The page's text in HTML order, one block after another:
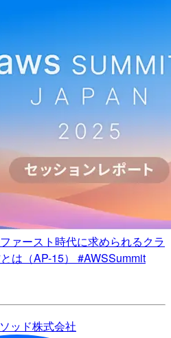
ァースト時代に求められるクラ
は（AP-15） #AWSSummit
ッド株式会社